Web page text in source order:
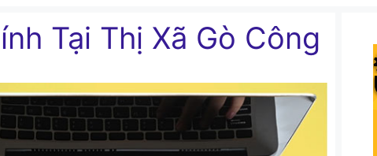
Tại Thị Xã Gò Công